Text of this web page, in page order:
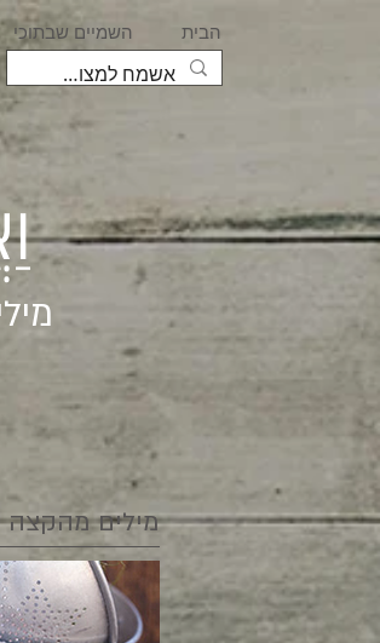
השמיים שבתוכי הבית
מילים